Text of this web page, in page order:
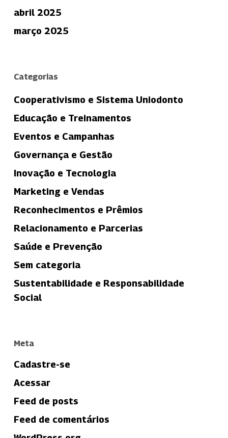
abril 2025
março 2025
Categorias
Cooperativismo e Sistema Uniodonto
Educação e Treinamentos
Eventos e Campanhas
Governança e Gestão
Inovação e Tecnologia
Marketing e Vendas
Reconhecimentos e Prêmios
Relacionamento e Parcerias
Saúde e Prevenção
Sem categoria
Sustentabilidade e Responsabilidade
Social
Meta
Cadastre-se
Acessar
Feed de posts
Feed de comentários